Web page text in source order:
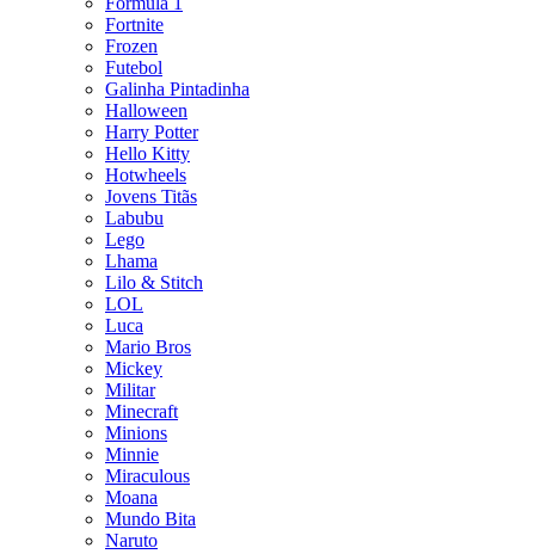
Fortnite
Frozen
Futebol
Galinha Pintadinha
Halloween
Harry Potter
Hello Kitty
Hotwheels
Jovens Titãs
Labubu
Lego
Lhama
Lilo & Stitch
LOL
Luca
Mario Bros
Mickey
Militar
Minecraft
Minions
Minnie
Miraculous
Moana
Mundo Bita
Naruto